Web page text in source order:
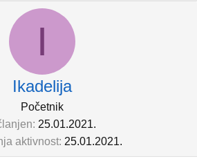
I
Ikadelija
Početnik
25.01.2021.
aktivnost 25.01.2021.